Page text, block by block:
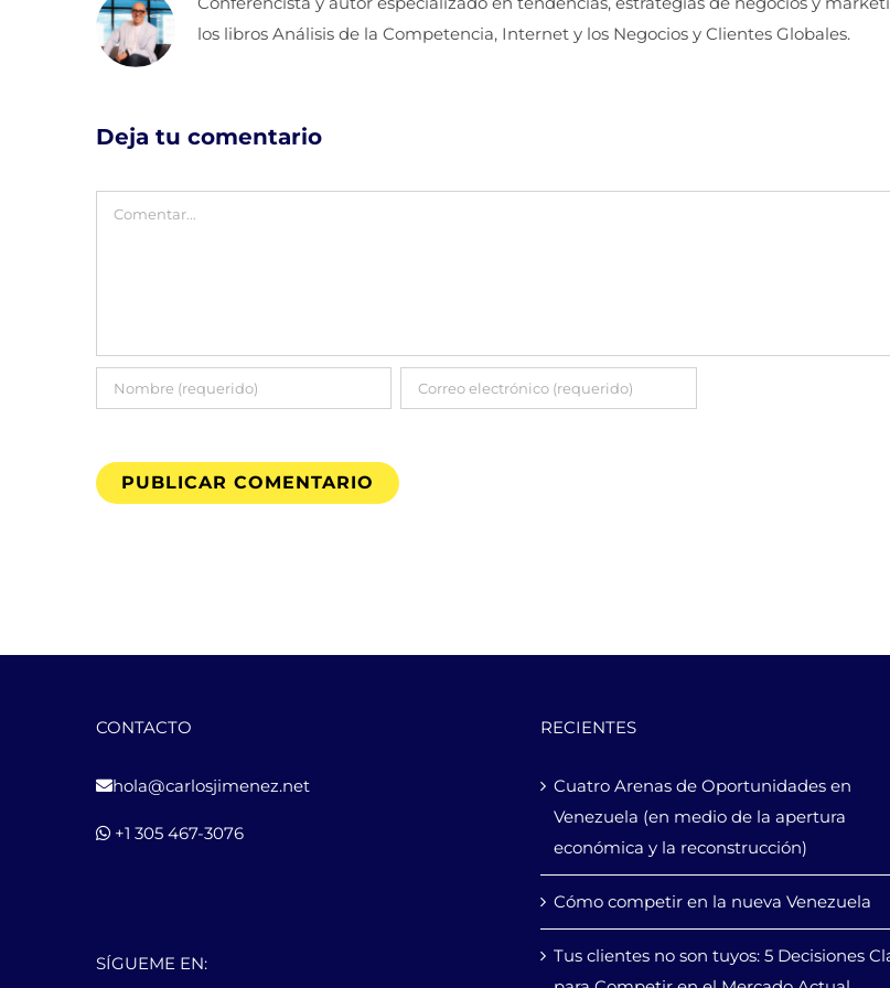
los libros Análisis de la Competencia, Internet y los Negocios y Clientes Globales.
Deja tu comentario
Comentar
CONTACTO
hola@carlosjimenez.net
+1 305 467-3076
SÍGUEME EN:
RECIENTES
Cuatro Arenas de Oportunidades en
Venezuela (en medio de la apertura
económica y la reconstrucción)
Cómo competir en la nueva Venezuela
Tus clientes no son tuyos: 5 Decisiones